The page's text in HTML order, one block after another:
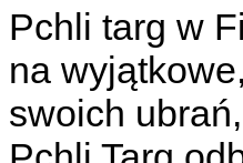
Pchli targ w
na
swoich